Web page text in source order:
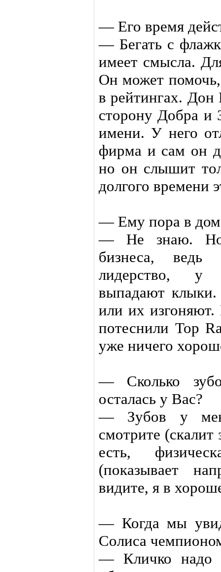
— Его время
— Бегать с
имеет смысла.
Он может
в рейтингах. Дон
сторону Добра и
имени. У него
фирма и сам он
но он слышит
долгого времени
— Ему пора в дом
— Не знаю. Но
бизнеса, ведь
лидерство, у
выпадают
или их
потеснили Top
уже ничего
— Сколько
осталась у Вас?
— Зубов у
смотрите
есть,
(показывает
видите, я в
— Когда мы
Солиса
— Кличко надо